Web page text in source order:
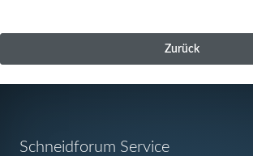
Zurück
Schneidforum Service